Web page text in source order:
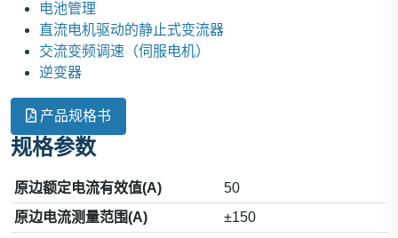
电池管理
直流电机驱动的静止式变流器
交流变频调速（伺服电机）
逆变器
产品规格书
规格参数
原边额定电流有效值(A)
50
原边电流测量范围(A)
±150